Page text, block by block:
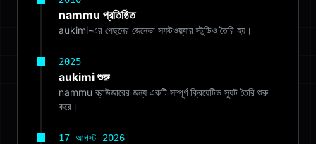
nammu প্রতিষ্ঠিত
aukimi-এর পেছনের জেনেভা সফটওয়্যার স্টুডিও তৈরি হয়।
2025
aukimi শুরু
nammu ব্রাউজারের জন্য একটি সম্পূর্ণ ক্রিয়েটিভ স্যুট তৈরি শুরু
করে।
17 আগস্ট 2026